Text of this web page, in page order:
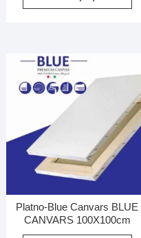
Platno-Blue Canvars BLUE
CANVARS 100X100cm